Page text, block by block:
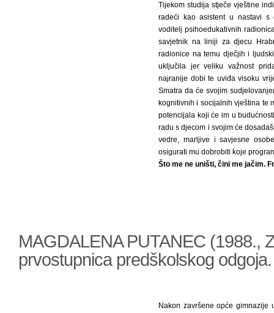
Tijekom studija stječe vještine
radeći kao asistent u nastavi s
voditelj psihoedukativnih
savjetnik na liniji za djecu
radionice na temu dječjih i
uključila jer veliku važnost
najranije dobi te uviđa visoku
Smatra da će svojim
kognitivnih i socijalnih vještina te
potencijala koji će im u
radu s djecom i svojim će
vedre, marljive i savjesne
osigurati mu dobrobiti koje
Što me ne uništi, čini me jačim.
MAGDALENA PUTANEC (1988.,
prvostupnica predškolskog odgoja.
Nakon završene opće gimnazije